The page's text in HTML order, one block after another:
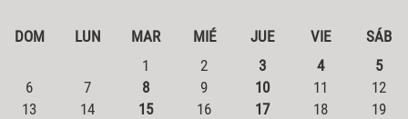
DOM LUN MAR MIÉ JUE VIE
SÁB
1
2 3 4
5
6
7 8 9 10 11
12
13
14 15 16 17 18
19